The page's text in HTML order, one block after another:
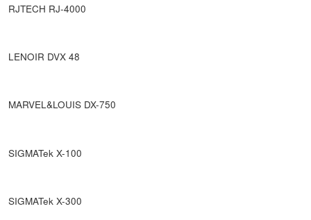
RJTECH RJ-4000
LENOIR DVX 48
MARVEL&LOUIS DX-750
SIGMATek X-100
SIGMATek X-300